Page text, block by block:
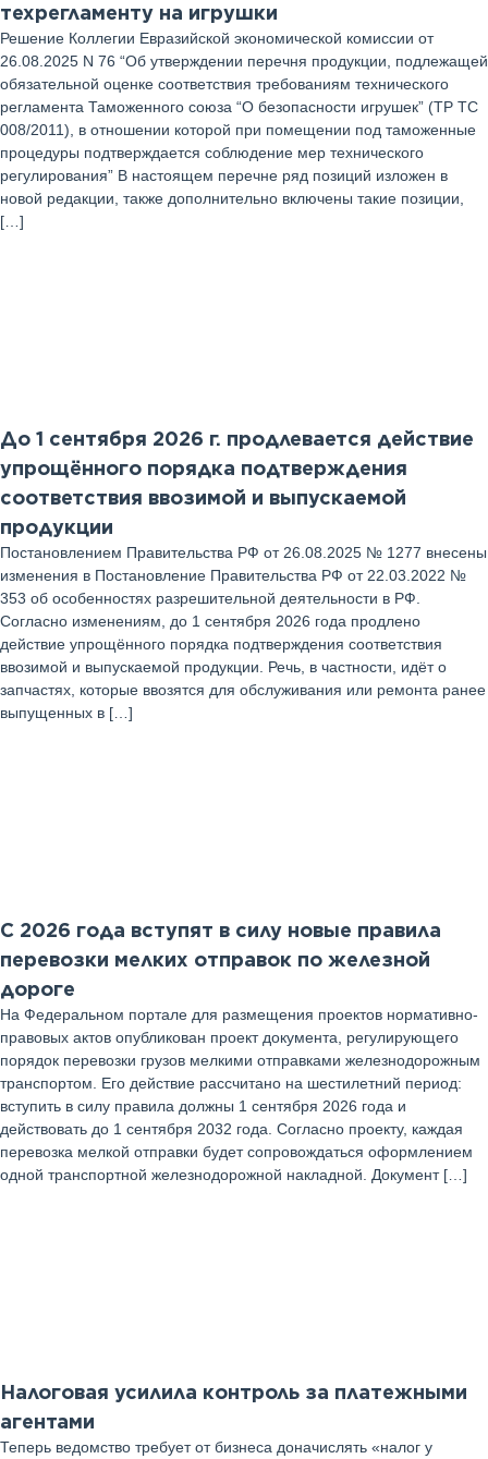
техрегламенту на игрушки
Решение Коллегии Евразийской экономической комиссии от
26.08.2025 N 76 “Об утверждении перечня продукции, подлежащей
обязательной оценке соответствия требованиям технического
регламента Таможенного союза “О безопасности игрушек” (ТР ТС
008/2011), в отношении которой при помещении под таможенные
процедуры подтверждается соблюдение мер технического
регулирования” В настоящем перечне ряд позиций изложен в
новой редакции, также дополнительно включены такие позиции,
[…]
До 1 сентября 2026 г. продлевается действие
упрощённого порядка подтверждения
соответствия ввозимой и выпускаемой
продукции
Постановлением Правительства РФ от 26.08.2025 № 1277 внесены
изменения в Постановление Правительства РФ от 22.03.2022 №
353 об особенностях разрешительной деятельности в РФ.
Согласно изменениям, до 1 сентября 2026 года продлено
действие упрощённого порядка подтверждения соответствия
ввозимой и выпускаемой продукции. Речь, в частности, идёт о
запчастях, которые ввозятся для обслуживания или ремонта ранее
выпущенных в […]
С 2026 года вступят в силу новые правила
перевозки мелких отправок по железной
дороге
На Федеральном портале для размещения проектов нормативно-
правовых актов опубликован проект документа, регулирующего
порядок перевозки грузов мелкими отправками железнодорожным
транспортом. Его действие рассчитано на шестилетний период:
вступить в силу правила должны 1 сентября 2026 года и
действовать до 1 сентября 2032 года. Согласно проекту, каждая
перевозка мелкой отправки будет сопровождаться оформлением
одной транспортной железнодорожной накладной. Документ […]
Налоговая усилила контроль за платежными
агентами
Теперь ведомство требует от бизнеса доначислять «налог у